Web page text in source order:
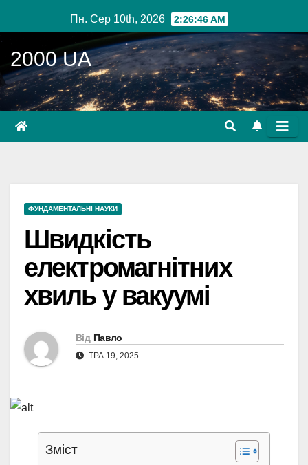
до
вмісту
Пн. Сер 10th, 2026 2:26:47 AM
2000 UA
ФУНДАМЕНТАЛЬНІ НАУКИ
Швидкість
електромагнітних
хвиль у вакуумі
Від Павло
ТРА 19, 2025
Зміст